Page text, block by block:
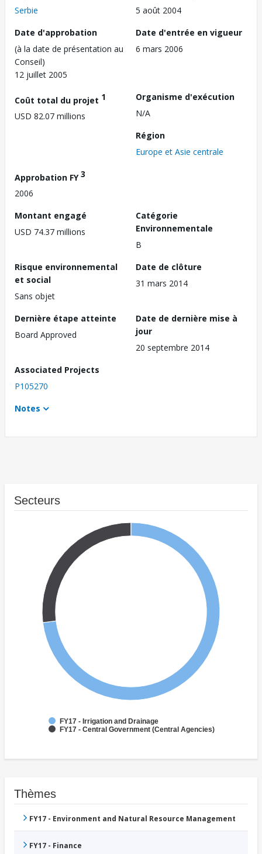
Serbie
5 août 2004
Date d'approbation
(à la date de présentation au
Conseil)
12 juillet 2005
Date d'entrée en vigueur
6 mars 2006
Coût total du projet 1
USD 82.07 millions
Organisme d'exécution
N/A
Région
Europe et Asie centrale
Approbation FY3
2006
Montant engagé
USD 74.37 millions
Catégorie
Environnementale
B
Risque environnemental
et social
Sans objet
Date de clôture
31 mars 2014
Dernière étape atteinte
Board Approved
Date de dernière mise à
jour
20 septembre 2014
Associated Projects
P105270
Notes
Secteurs
FY17 - Irrigation and Drainage
FY17 - Central Government (Central Agencies)
Thèmes
FY17 - Environment and Natural Resource Management
FY17 - Finance